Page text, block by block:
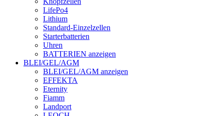
LifePo4
Lithium
Standard-Einzelzellen
Starterbatterien
Uhren
BATTERIEN anzeigen
BLEI/GEL/AGM
BLEI/GEL/AGM anzeigen
EFFEKTA
Eternity
Fiamm
Landport